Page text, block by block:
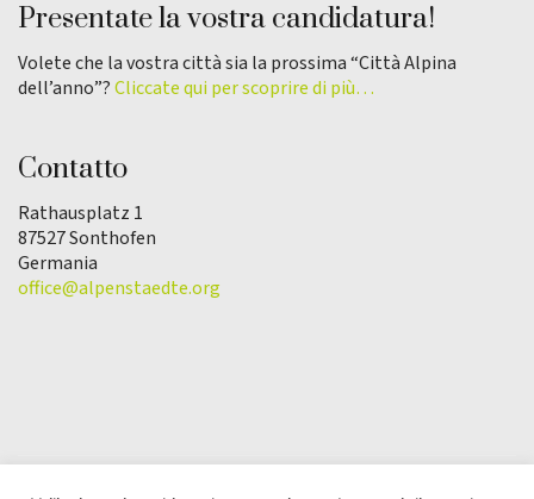
Presentate la vostra candidatura!
Volete che la vostra città sia la prossima “Città Alpina
dell’anno”?Cliccate qui per scoprire di più…
Contatto
Rathausplatz 1
87527 Sonthofen
Germania
office@alpenstaedte.org